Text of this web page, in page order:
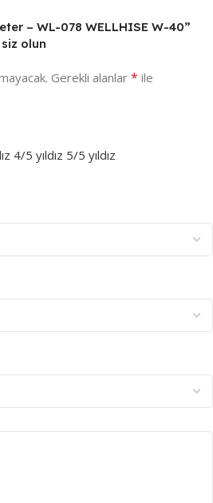
– WL-078 WELLHISE W-40”
olun
Gerekli alanlar * ile
4/5 yıldız 5/5 yıldız